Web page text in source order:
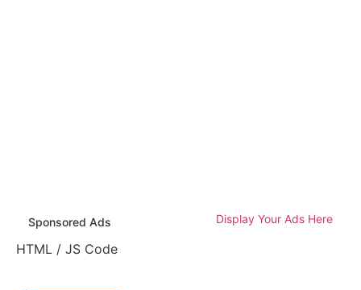
Sponsored Ads Display Your Ads Here
HTML / JS Code